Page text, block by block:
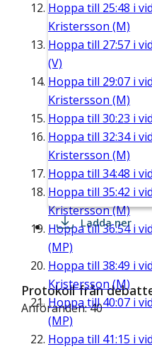
Hoppa till 25:48 i
Kristersson (M)
Hoppa till 27:57 i
(V)
Hoppa till 29:07 i
Kristersson (M)
Hoppa till 30:23 i
Hoppa till 32:34i
Kristersson (M)
Hoppa till 34:48 i
Hoppa till 35:42 i
Kristersson (M)
Hoppa till36:54i
(MP)
Hoppa till 38:49 i
Kristersson (M)
Hoppa till40:07 i
(MP)
Hoppa till 41:15 i
Ladda ner
Protokoll från
Anföranden: 40